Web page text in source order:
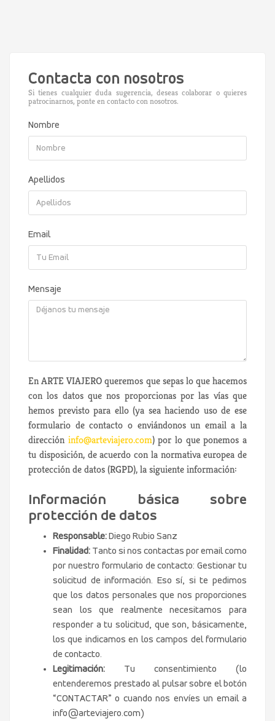
Contacta con nosotros
Si tienes cualquier duda sugerencia, deseas colaborar o quieres
patrocinarnos, ponte en contacto con nosotros.
Nombre
Apellidos
Email
Mensaje
En ARTE VIAJERO queremos que sepas lo que hacemos
con los datos que nos proporcionas por las vías que
hemos previsto para ello (ya sea haciendo uso de ese
formulario de contacto o enviándonos un email a la
dirección info@arteviajero.com) por lo que ponemos a
tu disposición, de acuerdo con la normativa europea de
protección de datos (RGPD), la siguiente información:
Información básica sobre
protección de datos
Responsable: Diego Rubio Sanz
Finalidad: Tanto si nos contactas por email como
por nuestro formulario de contacto: Gestionar tu
solicitud de información. Eso sí, si te pedimos
que los datos personales que nos proporciones
sean los que realmente necesitamos para
responder a tu solicitud, que son, básicamente,
los que indicamos en los campos del formulario
de contacto.
Legitimación: Tu consentimiento (lo
entenderemos prestado al pulsar sobre el botón
“CONTACTAR” o cuando nos envíes un email a
info@arteviajero.com)